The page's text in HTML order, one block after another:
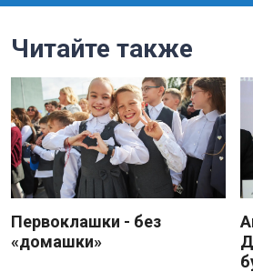
Читайте также
Первоклашки - без
«домашки»